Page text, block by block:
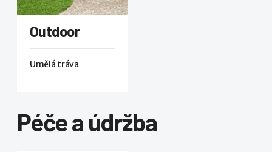
Outdoor
Umělá tráva
Péče a údržba